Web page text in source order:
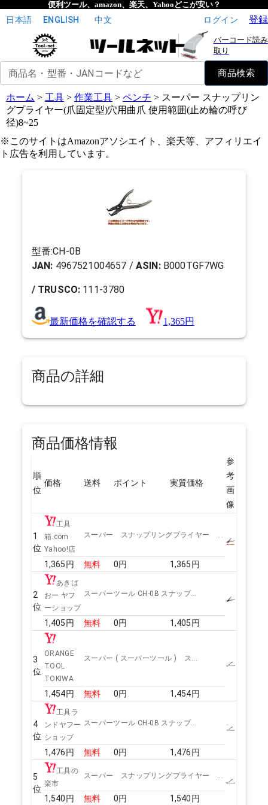
便利ツール、amazon、楽天、Yahooどこが安い？
日本語 ENGLISH 中文 ログイン 登録
バーコード読み
取り
商品名・型番・JANコードなど 商品検索
ホーム > 工具 > 作業工具 > ペンチ > スーパー スナップリン
グプライヤー(爪固定型)穴用曲爪 使用範囲(止め輪の呼び
径)8~25
※このサイトはAmazonアソシエイト、楽天等、アフィリエイ
ト広告を利用しています。
型番:CH-0B
JAN: 4967521004657 / ASIN: B000TGF7WG
/ TRUSCO: 111-3780
最新価格を確認する 1,365円
商品の詳細
商品価格情報
順
位
価格 送料 ポイント 実質価格
参
考
画
像
1
位
工具
箱.com
Yahoo!店
スーパー スナップリングプライヤー ...
1,365円 無料 0円 1,365円
2
位
あきば
おー ヤフ
ーショップ
スーパーツール CH-0B スナップ...
1,405円 無料 0円 1,405円
3
位
ORANGE
TOOL
TOKIWA
スーパー ( スーパーツール ) ス...
1,454円 無料 0円 1,454円
4
位
工具ラ
ンドヤフー
ショップ
スーパーツール CH-0B スナップ...
1,476円 無料 0円 1,476円
5
位
工具の
楽市
スーパー スナップリングプライヤー ...
1,540円 無料 0円 1,540円